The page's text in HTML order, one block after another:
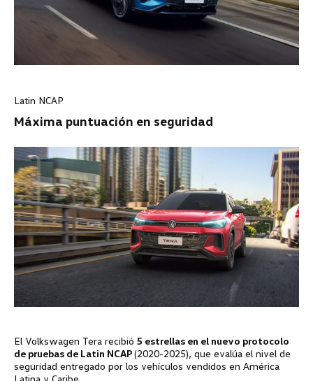
Latin NCAP
Máxima puntuación en seguridad
El Volkswagen Tera recibió 5 estrellas en el nuevo protocolo
de pruebas de Latin NCAP(2020-2025), que evalúa el nivel de
seguridad entregado por los vehículos vendidos en América